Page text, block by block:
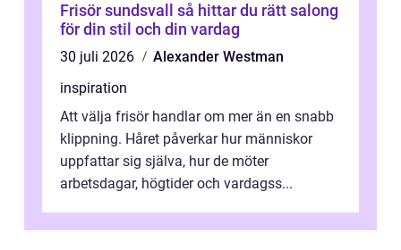
Frisör sundsvall så hittar du rätt salong
för din stil och din vardag
30 juli 2026
Alexander Westman
inspiration
Att välja frisör handlar om mer än en snabb
klippning. Håret påverkar hur människor
uppfattar sig själva, hur de möter
arbetsdagar, högtider och vardagss...